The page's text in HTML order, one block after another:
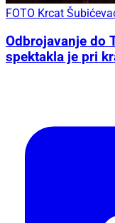
FOTO Krcat
Odbrojavanje do
spektakla je pri